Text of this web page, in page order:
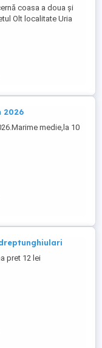
coasa a doua și
Olt localitate Uria
2026
medie,la 10
pret 12 lei